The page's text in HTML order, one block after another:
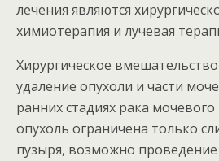
лечения являются
химиотерапия и лучевая
Хирургическое
удаление опухоли и части
ранних стадиях рака мочевого
опухоль ограничена только
пузыря, возможно проведение